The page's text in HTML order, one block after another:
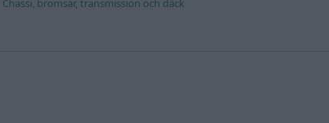
Chassi, bromsar, transmission och däck